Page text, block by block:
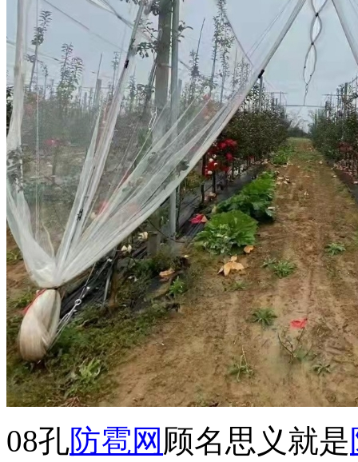
08孔防雹网 顾名思义就是